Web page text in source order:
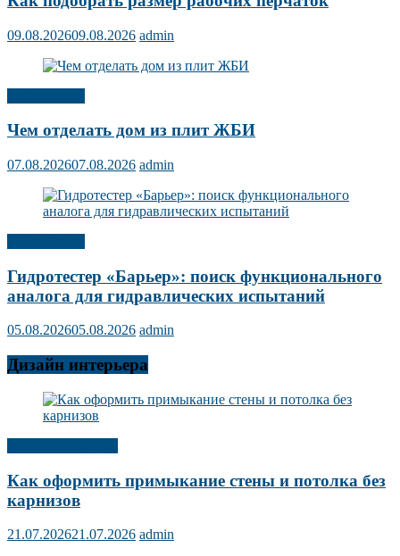
09.08.202609.08.2026 admin
Чем отделать дом из плит ЖБИ
07.08.202607.08.2026 admin
Гидротестер «Барьер»: поиск функционального
аналога для гидравлических испытаний
05.08.202605.08.2026 admin
Дизайн интерьера
Как оформить примыкание стены и потолка без
карнизов
21.07.202621.07.2026 admin